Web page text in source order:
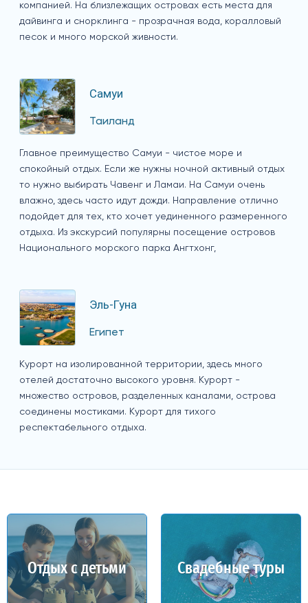
компанией. На близлежащих островах есть места для
дайвинга и снорклинга - прозрачная вода, коралловый
песок и много морской живности.
Самуи
Таиланд
Главное преимущество Самуи - чистое море и
спокойный отдых. Если же нужны ночной активный отдых
то нужно выбирать Чавенг и Ламаи. На Самуи очень
влажно, здесь часто идут дожди. Направление отлично
подойдет для тех, кто хочет уединенного размеренного
отдыха. Из экскурсий популярны посещение островов
Национального морского парка Ангтхонг,
Эль-Гуна
Египет
Курорт на изолированной территории, здесь много
отелей достаточно высокого уровня. Курорт -
множество островов, разделенных каналами, острова
соединены мостиками. Курорт для тихого
респектабельного отдыха.
Отдых с детьми Свадебные туры